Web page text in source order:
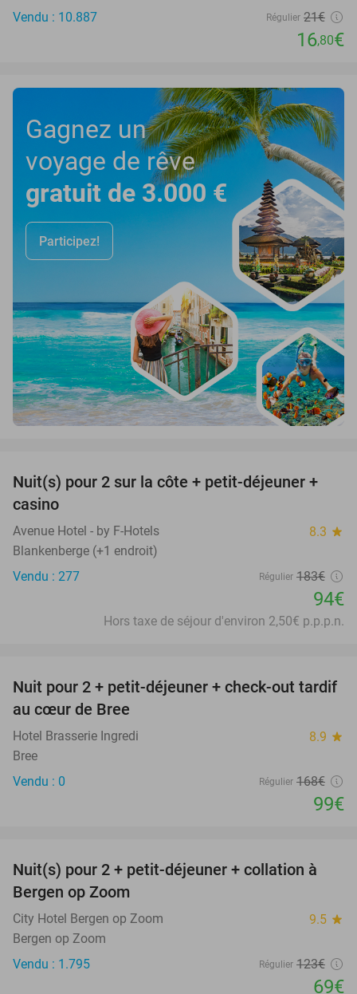
Vendu : 10.887
Régulier 21€
16,80€
Gagnez un
voyage de rêve
gratuit de 3.000 €
Participez!
49%
Nuit(s) pour 2 sur la côte + petit-déjeuner +
casino
Avenue Hotel - by F-Hotels 8.3 star
Blankenberge (+1 endroit)
Vendu : 277
Régulier 183€
94€
Hors taxe de séjour d'environ 2,50€ p.p.p.n.
41%
NEW
TODAY
Nuit pour 2 + petit-déjeuner + check-out tardif
au cœur de Bree
Hotel Brasserie Ingredi 8.9 star
Bree
Vendu : 0
Régulier 168€
99€
44%
Nuit(s) pour 2 + petit-déjeuner + collation à
Bergen op Zoom
City Hotel Bergen op Zoom 9.5 star
Bergen op Zoom
Vendu : 1.795
Régulier 123€
69€